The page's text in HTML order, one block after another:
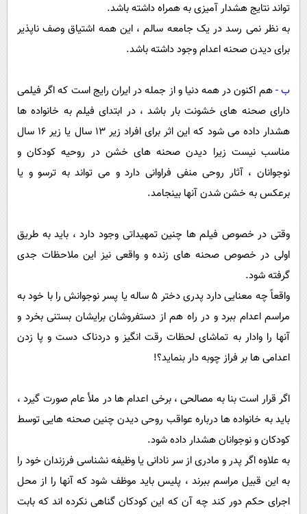
تواند نتایج هشدار آمیزی به همراه داشته باشد.
به نظر نمی رسد در یک جامعه سالم ، این همه اشتیاق وصف ناپذیر
برای دیدن صحنه اعدام وجود داشته باشد.
ب -هم اکنون در همه دنیا و از جمله در ایران رایج است که اگر فیلمی
دارای صحنه های خشونت بار باشد ، در ابتدای فیلم به خانواده ها
هشدار داده می شود که این اثر برای افراد زیر 13 سال یا زیر 16 سال
مناسب نیست زیرا دیدن صحنه های خشن در روحیه کودکان و
نوجوانان ، آثار روحی منفی فراوانی دارد و می تواند به ترسو و یا
برعکس به خشن شدن آنها بینجامد.
وقتی در خصوص فیلم ها چنین تمهیداتی وجود دارد ، باید به طریق
اولی در خصوص صحنه های زنده و واقعی نیز این ملاحظات جدی
گرفته شود.
واقعاً چه معنایی دارد پدری دختر 5 ساله یا پسر نوجوانش را با خود به
مراسم اعدام ببرد و در راه هم از دستفروشان برایشان بستنی بخرد و
آنها را وادار به تماشای لحظات رقت انگیز و دردناک دست و پا زدن
اعدامی ها بر فراز چوبه دار بنماید؟!
اگر قرار است بنا به مصالحی ، برخی اعدام ها در ملأ عام صورت گیرد ،
باید به خانواده ها درباره عواقب روحی دیدن چنین صحنه هایی توسط
کودکان و نوجوانان هشدار داده شود.
به علاوه اگر پدر و مادری از سر نادانی یا وظیفه نشناسی فرزندان خود را
به این قبیل مراسم ببرند ، پلیس باید موظف شود که آنها را از محل
اجرای حکم دور کند چه آن که این کودکان گناهی نکرده اند که بابت